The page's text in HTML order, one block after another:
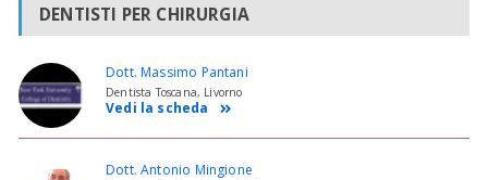
DENTISTI PER CHIRURGIA
Dott. Massimo Pantani
Dentista Toscana, Livorno
Vedi la scheda
Dott. Antonio Mingione